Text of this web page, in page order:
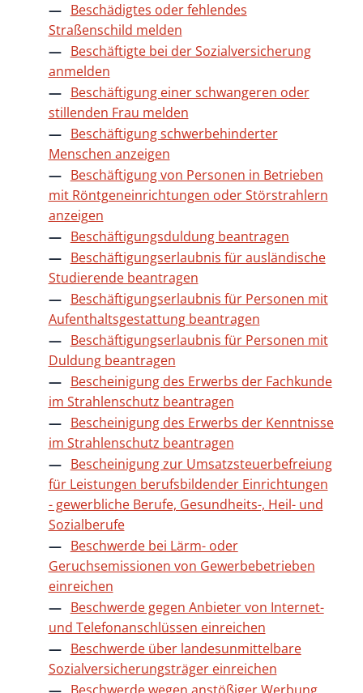
Beschädigtes oder fehlendes
Straßenschild melden
Beschäftigte bei der Sozialversicherung
anmelden
Beschäftigung einer schwangeren oder
stillenden Frau melden
Beschäftigung schwerbehinderter
Menschen anzeigen
Beschäftigung von Personen in Betrieben
mit Röntgeneinrichtungen oder Störstrahlern
anzeigen
Beschäftigungsduldung beantragen
Beschäftigungserlaubnis für ausländische
Studierende beantragen
Beschäftigungserlaubnis für Personen mit
Aufenthaltsgestattung beantragen
Beschäftigungserlaubnis für Personen mit
Duldung beantragen
Bescheinigung des Erwerbs der Fachkunde
im Strahlenschutz beantragen
Bescheinigung des Erwerbs der Kenntnisse
im Strahlenschutz beantragen
Bescheinigung zur Umsatzsteuerbefreiung
für Leistungen berufsbildender Einrichtungen
- gewerbliche Berufe, Gesundheits-, Heil- und
Sozialberufe
Beschwerde bei Lärm- oder
Geruchsemissionen von Gewerbebetrieben
einreichen
Beschwerde gegen Anbieter von Internet-
und Telefonanschlüssen einreichen
Beschwerde über landesunmittelbare
Sozialversicherungsträger einreichen